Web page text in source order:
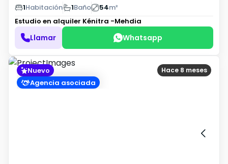
1Habitación 1Baño 54m²
Estudio en alquiler Kénitra -Mehdia
Llamar Whatsapp
Hace 8 meses
Nuevo
Agencia asociada